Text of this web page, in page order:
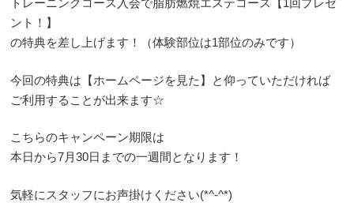
トレーニングコース入会で脂肪燃焼エステコース【1回プレゼ
ント！】
の特典を差し上げます！（体験部位は1部位のみです）
今回の特典は【ホームページを見た】と仰っていただければ
ご利用することが出来ます☆
こちらのキャンペーン期限は
本日から7月30日までの一週間となります！
気軽にスタッフにお声掛けください(*^-^*)